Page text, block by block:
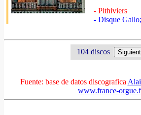
- Pithiviers
- Disque
104 discos
Fuente: base de datos discografica
www.france-